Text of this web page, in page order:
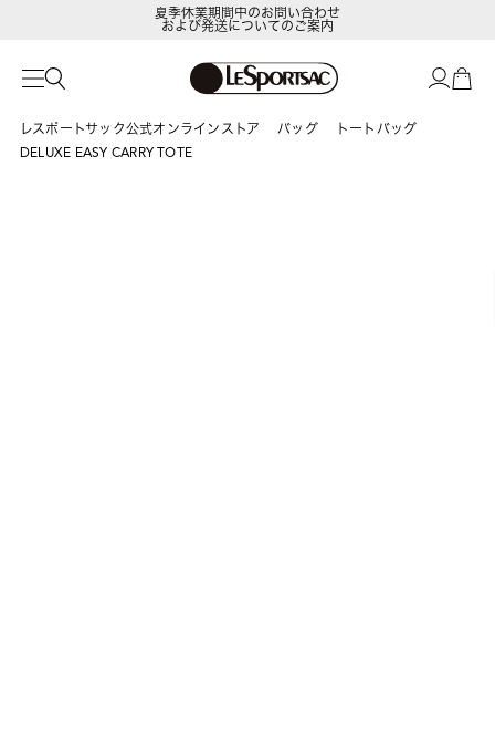
LeSportsac Member's Club
および発送についてのご案内
レスポートサック公式オンラインストア バッグ
トートバッグ
DELUXE EASY CARRY TOTE